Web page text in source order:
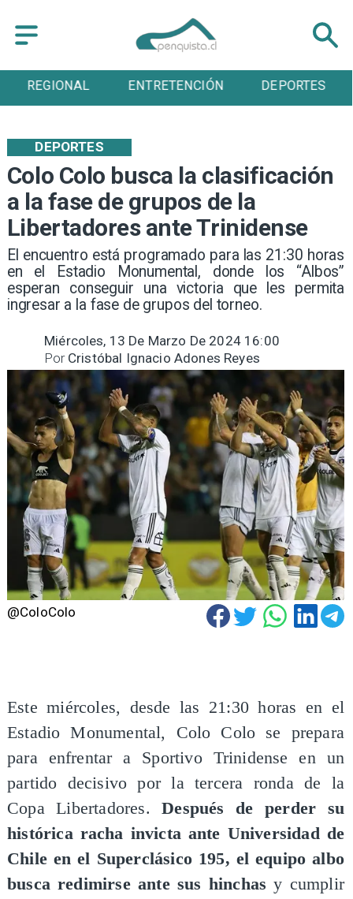
ENTRETENCIÓN DEPORTES CULTURA
Colo Colo busca la clasificación
a la fase de grupos de la
Libertadores ante Trinidense
​El encuentro está programado para las 21:30 horas
en el Estadio Monumental, donde los “Albos”
esperan conseguir una victoria que les permita
ingresar a la fase de grupos del torneo.
DEPORTES
Miércoles, 13 De Marzo De 2024 16:00
Cristóbal Ignacio Adones Reyes
Por
@ColoColo
​Este miércoles, desde las 21:30 horas en el
Estadio Monumental, Colo Colo se prepara
para enfrentar a Sportivo Trinidense en un
partido decisivo por la tercera ronda de la
Copa Libertadores.Después de perder su
histórica racha invicta ante Universidad de
Chile en el Superclásico 195, el equipo albo
busca redimirse ante sus hinchasy cumplir